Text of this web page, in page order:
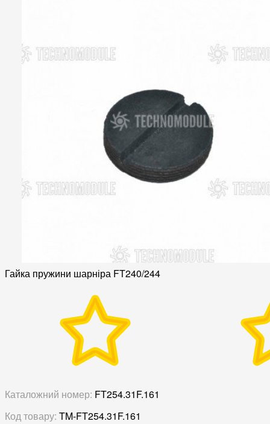
Гайка пружини шарніра FT240/244
Каталожний номер: FT254.31F.161
Код товару: TM-FT254.31F.161